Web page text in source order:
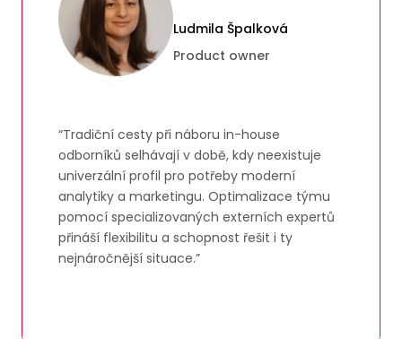
Ludmila Špalková
Product owner
“Tradiční cesty při náboru in-house
odborníků selhávají v době, kdy neexistuje
univerzální profil pro potřeby moderní
analytiky a marketingu. Optimalizace týmu
pomocí specializovaných externích expertů
přináší flexibilitu a schopnost řešit i ty
nejnáročnější situace.”